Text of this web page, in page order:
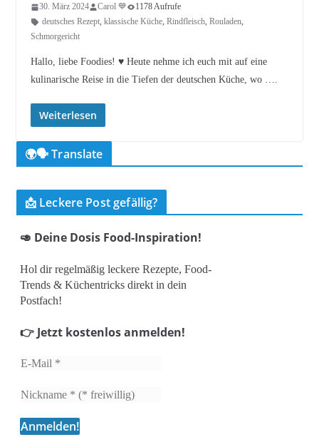
30. März 2024 Carol 💙
1178 Aufrufe
deutsches Rezept, klassische Küche, Rindfleisch, Rouladen,
Schmorgericht
Hallo, liebe Foodies! ♥︎ Heute nehme ich euch mit auf eine
kulinarische Reise in die Tiefen der deutschen Küche, wo ….
Weiterlesen
🌍🗣️ Translate
📩 Leckere Post gefällig?
🥑 Deine Dosis Food-Inspiration!
Hol dir regelmäßig leckere Rezepte, Food-
Trends & Küchentricks direkt in dein
Postfach!
👉 Jetzt kostenlos anmelden!